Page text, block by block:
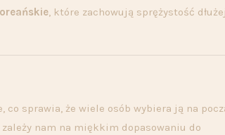
, które zachowują sprężystość
sprawia, że wiele osób wybiera ją na
nam na miękkim dopasowaniu do